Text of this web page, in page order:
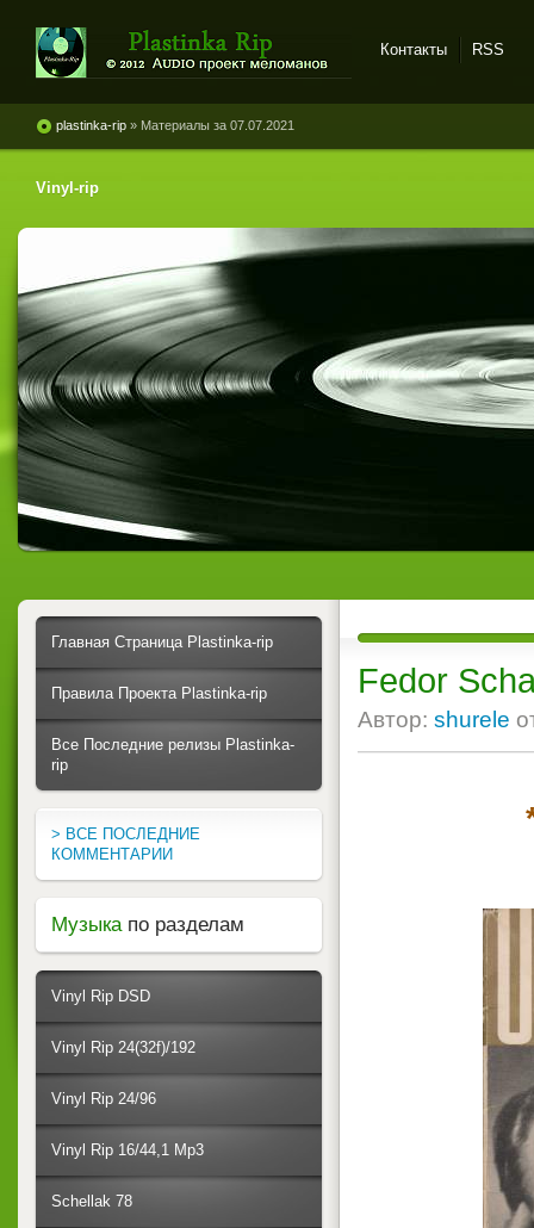
винила и магнитоальбомов
Контакты RSS
plastinka-rip » Материалы за 07.07.2021
Vinyl-rip
Fedor
Автор: shurele
Главная Страница Plastinka-rip
Правила Проекта Plastinka-rip
Все Последние релизы Plastinka-
rip
> ВСЕ ПОСЛЕДНИЕ
КОММЕНТАРИИ
Музыка по разделам
Vinyl Rip DSD
Vinyl Rip 24(32f)/192
Vinyl Rip 24/96
Vinyl Rip 16/44,1 Mp3
Schellak 78